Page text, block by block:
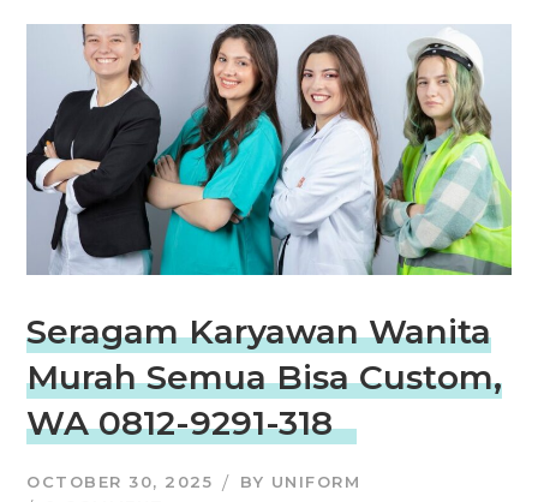
Seragam Karyawan Wanita
Murah Semua Bisa Custom,
WA 0812-9291-318
OCTOBER 30, 2025 BY UNIFORM